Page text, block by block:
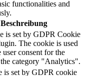
functionalities and
Beschreibung
is set by GDPR Cookie
The cookie is used
user consent for the
category "Analytics".
is set by GDPR cookie